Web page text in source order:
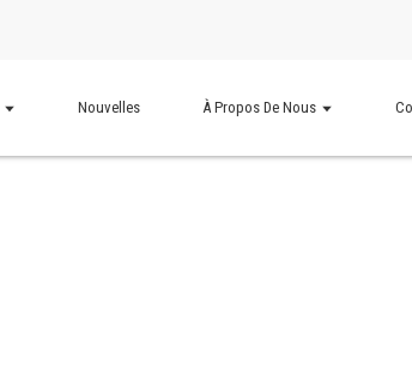
Nouvelles À Propos De Nous